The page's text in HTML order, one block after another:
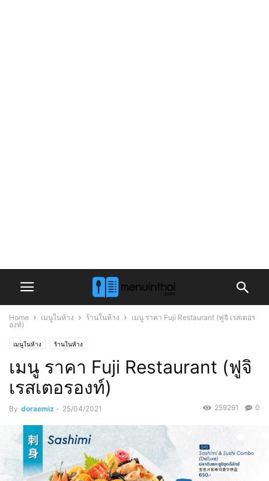
Home เมนูในห้าง ร้านในห้าง
เมนู ราคา Fuji Restaurant (ฟูจิ เรสเตอร
องท์)
เมนูในห้าง ร้านในห้าง
เมนู ราคา Fuji Restaurant (ฟูจิ
เรสเตอรองท์)
By doraemiz - 25/04/2021 0
259291